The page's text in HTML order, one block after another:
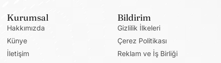
Kurumsal
Hakkımızda
Künye
İletişim
Bildirim
Gizlilik İlkeleri
Çerez Politikası
Reklam ve İş Birliği